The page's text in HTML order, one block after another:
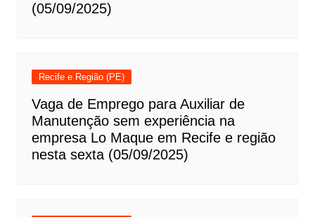
(05/09/2025)
Recife e Região (PE)
Vaga de Emprego para Auxiliar de
Manutenção sem experiência na
empresa Lo Maque em Recife e região
nesta sexta (05/09/2025)